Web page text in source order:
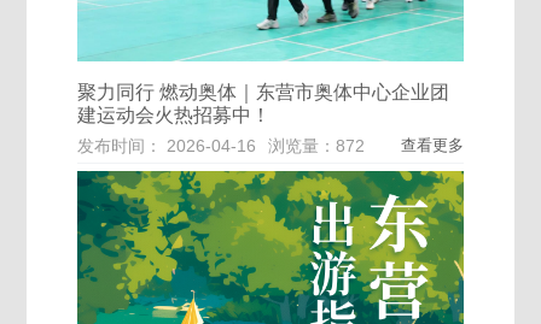
聚力同行 燃动奥体｜东营市奥体中心企业团
建运动会火热招募中！
发布时间： 2026-04-16 浏览量：872 查看更多